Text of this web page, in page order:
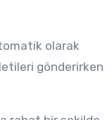
olarak
gönderirken